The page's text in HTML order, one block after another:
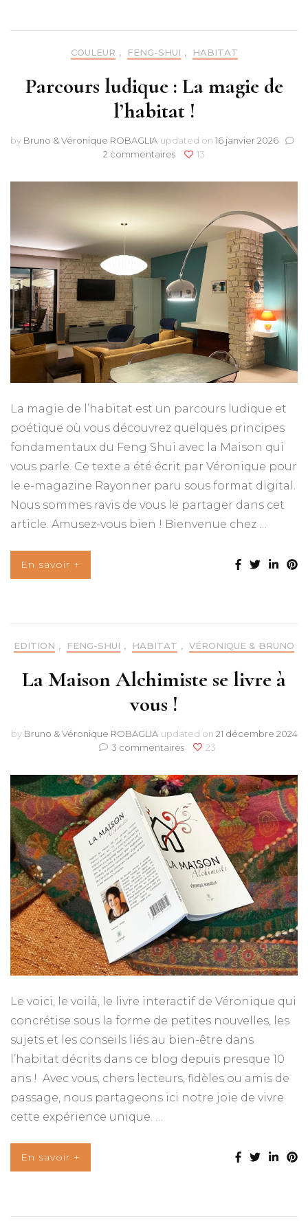
COULEUR , FENG-SHUI , HABITAT
Parcours ludique : La magie de
l’habitat !
by Bruno & Véronique ROBAGLIA updated on 16 janvier 2026
2 commentaires
sur
ludique
de
l’habitat
13
La magie de l’habitat est un parcours ludique et
poétique où vous découvrez quelques principes
fondamentaux du Feng Shui avec la Maison qui
vous parle. Ce texte a été écrit par Véronique pour
le e-magazine Rayonner paru sous format digital.
Nous sommes ravis de vous le partager dans cet
article. Amusez-vous bien ! Bienvenue chez …
En savoir +
EDITION , FENG-SHUI , HABITAT , VÉRONIQUE & BRUNO
La Maison Alchimiste se livre à
vous !
by Bruno & Véronique ROBAGLIA updated on 21 décembre 2024
3 commentaires
sur
Maison
Alchimiste
se
livre
à
23
Le voici, le voilà, le livre interactif de Véronique qui
concrétise sous la forme de petites nouvelles, les
sujets et les conseils liés au bien-être dans
l’habitat décrits dans ce blog depuis presque 10
ans ! Avec vous, chers lecteurs, fidèles ou amis de
passage, nous partageons ici notre joie de vivre
cette expérience unique. …
En savoir +